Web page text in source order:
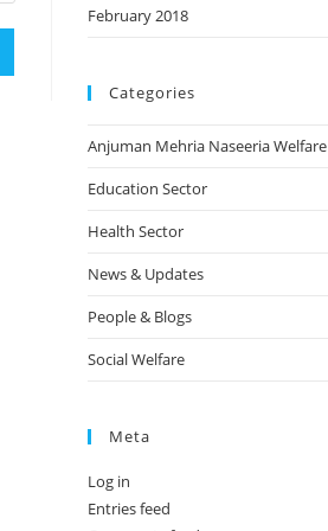
February 2018
Categories
Anjuman Mehria Naseeria Welfare
Education Sector
Health Sector
News & Updates
People & Blogs
Social Welfare
Meta
Log in
Entries feed